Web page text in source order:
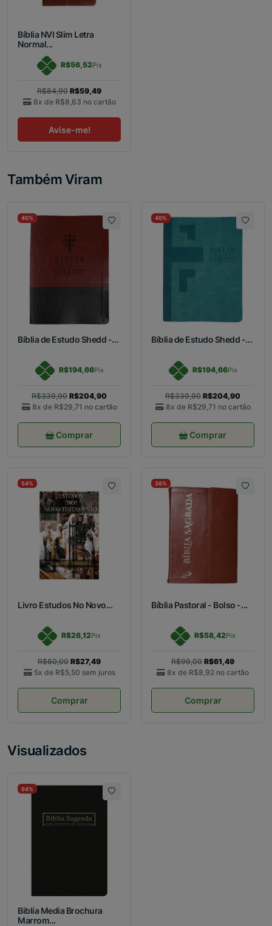
Bíblia NVI Slim Letra
Normal...
R$56,52Pix
R$84,90 R$59,49
8x de R$8,63 no cartão
Avise-me!
Também Viram
40%
Bíblia de Estudo Shedd -...
R$194,66Pix
R$339,90 R$204,90
8x de R$29,71 no cartão
Comprar
40%
Bíblia de Estudo Shedd -...
R$194,66Pix
R$339,90 R$204,90
8x de R$29,71 no cartão
Comprar
54%
Livro Estudos No Novo...
R$26,12Pix
R$60,00 R$27,49
5x de R$5,50 sem juros
Comprar
38%
Bíblia Pastoral - Bolso -...
R$58,42Pix
R$99,00 R$61,49
8x de R$8,92 no cartão
Comprar
Visualizados
94%
Biblia Media Brochura
Marrom...